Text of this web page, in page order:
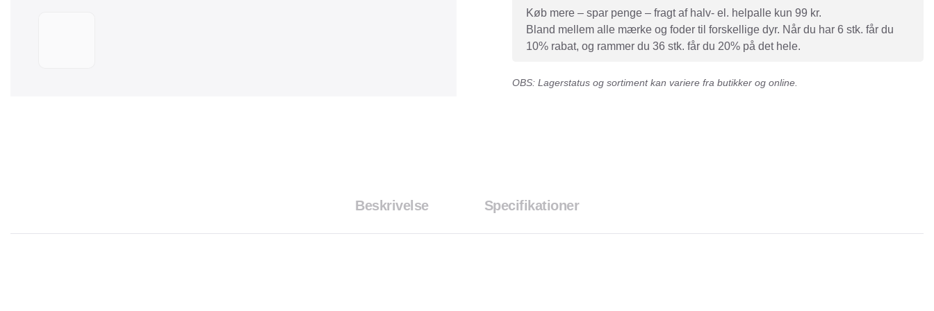
Køb mere – spar penge – fragt af halv- el. helpalle kun 99 kr.
Bland mellem alle mærke og foder til forskellige dyr. Når du har 6 stk. får du
10% rabat, og rammer du 36 stk. får du 20% på det hele.
OBS: Lagerstatus og sortiment kan variere fra butikker og online.
Beskrivelse Specifikationer